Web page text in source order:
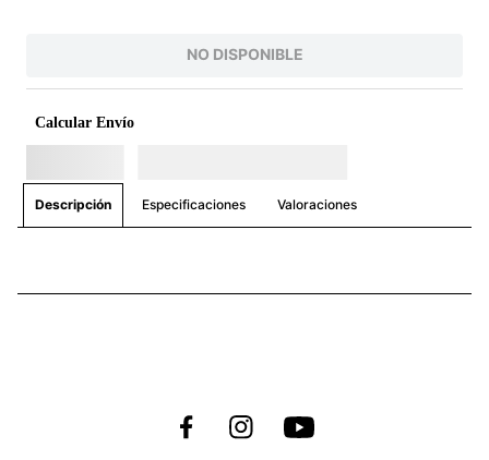
NO DISPONIBLE
Calcular Envío
Descripción Especificaciones Valoraciones